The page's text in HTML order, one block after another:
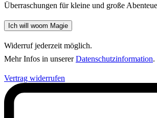
Überraschungen für kleine und große
Ich will woom Magie
Widerruf jederzeit möglich.
Mehr Infos in unsererDatenschutzinformation.
Vertrag widerrufen